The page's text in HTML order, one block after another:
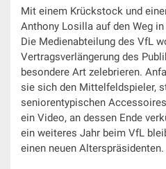
Mit einem Krückstock und
Anthony Losilla auf den Weg
Die Medienabteilung des VfL
Vertragsverlängerung des
besondere Art zelebrieren.
sie sich den Mittelfeldspieler,
seniorentypischen
ein Video, an dessen Ende
ein weiteres Jahr beim VfL
einen neuen Alterspräsidenten.